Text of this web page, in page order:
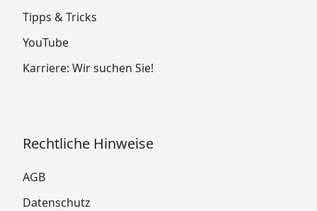
Tipps & Tricks
YouTube
Karriere: Wir suchen Sie!
Rechtliche Hinweise
AGB
Datenschutz